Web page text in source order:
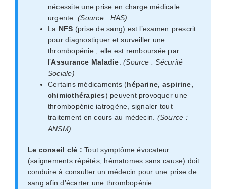
nécessite une prise en charge médicale
urgente.(Source : HAS)
La NFS (prise de sang) est l’examen prescrit
pour diagnostiquer et surveiller une
thrombopénie ; elle est remboursée par
l’Assurance Maladie .(Source : Sécurité
Sociale)
Certains médicaments (héparine, aspirine,
chimiothérapies) peuvent provoquer une
thrombopénie iatrogène, signaler tout
traitement en cours au médecin. (Source :
ANSM)
Le conseil clé : Tout symptôme évocateur
(saignements répétés, hématomes sans cause) doit
conduire à consulter un médecin pour une prise de
sang afin d’écarter une thrombopénie.